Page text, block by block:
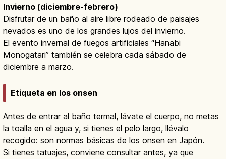
Invierno (diciembre-febrero)
Disfrutar de un baño al aire libre rodeado de paisajes
nevados es uno de los grandes lujos del invierno.
El evento invernal de fuegos artificiales “Hanabi
Monogatari” también se celebra cada sábado de
diciembre a marzo.
Etiqueta en los onsen
Antes de entrar al baño termal, lávate el cuerpo, no metas
la toalla en el agua y, si tienes el pelo largo, llévalo
recogido: son normas básicas de los onsen en Japón.
Si tienes tatuajes, conviene consultar antes, ya que